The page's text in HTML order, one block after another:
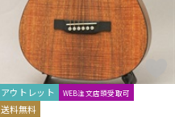
アウトレット WEB注文店頭受取可
送料無料